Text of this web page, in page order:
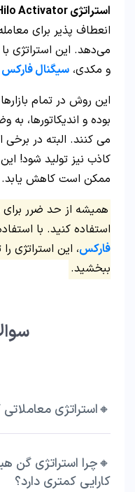
استراتژی Gann Hilo Activator
انعطاف‌ پذیر برای
و مکدی، سیگنال‌ فارکس
این روش در تمام
بوده و اندیکاتورها،
می کنند. البته در
کاذب نیز تولید شود!
ممکن است کاهش یابد.
همیشه از حد ضرر برای
استفاده کنید. با
فارکس، این استراتژی
ببخشید.
🔸استراتژی
🔸چرا استراتژی گن
کارایی کمتری دارد؟